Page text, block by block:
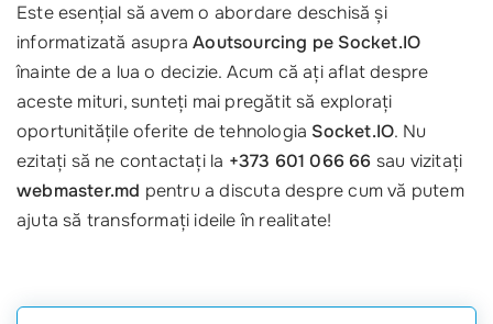
Este esențial să avem o abordare deschisă și
informatizată asupraAoutsourcing pe Socket.IO
înainte de a lua o decizie. Acum că ați aflat despre
aceste mituri, sunteți mai pregătit să explorați
oportunitățile oferite de tehnologia Socket.IO. Nu
ezitați să ne contactați la +373 601 066 66 sau vizitați
webmaster.md pentru a discuta despre cum vă putem
ajuta să transformați ideile în realitate!